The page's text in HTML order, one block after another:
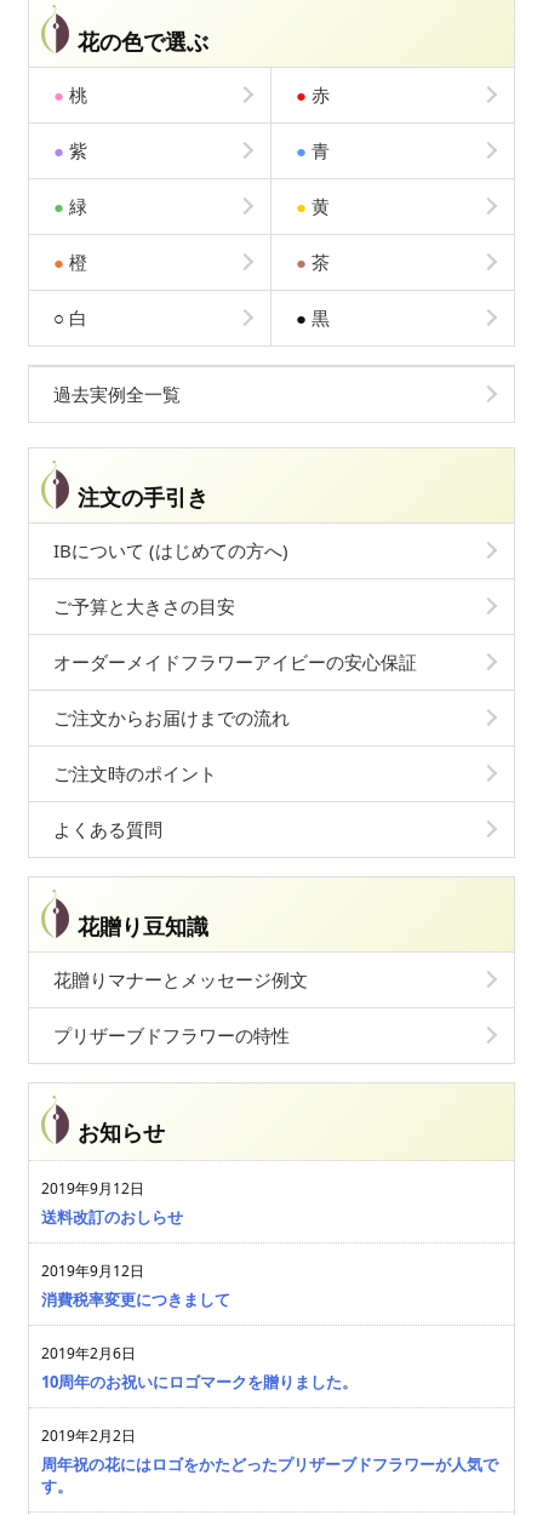
花の色で選ぶ
● 桃 ● 赤
● 紫 ● 青
● 緑 ● 黄
● 橙 ● 茶
○ 白 ● 黒
過去実例全一覧
注文の手引き
IBについて (はじめての方へ)
ご予算と大きさの目安
オーダーメイドフラワーアイビーの安心保証
ご注文からお届けまでの流れ
ご注文時のポイント
よくある質問
花贈り豆知識
花贈りマナーとメッセージ例文
プリザーブドフラワーの特性
お知らせ
2019年9月12日
送料改訂のおしらせ
2019年9月12日
消費税率変更につきまして
2019年2月6日
10周年のお祝いにロゴマークを贈りました。
2019年2月2日
周年祝の花にはロゴをかたどったプリザーブドフラワーが人気で
す。